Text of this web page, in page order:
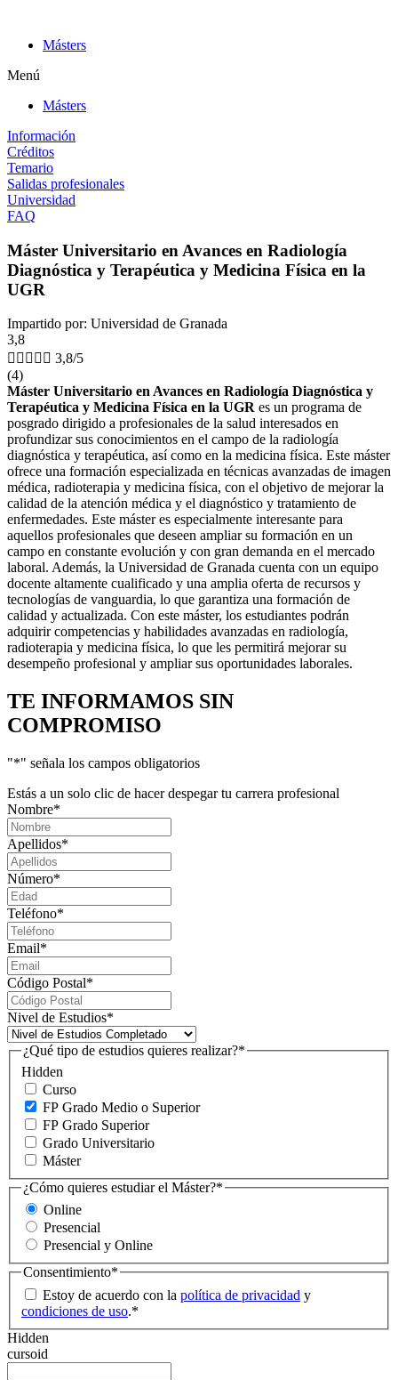
contenidoMásters
Menú
Másters
Información
Créditos
Temario
Salidas profesionales
Universidad
FAQ
Máster Universitario en Avances en Radiología
Diagnóstica y Terapéutica y Medicina Física en la
UGR
Impartido por: Universidad de Granada
3,8
     3,8/5
(4)
Máster Universitario en Avances en Radiología Diagnóstica y
Terapéutica y Medicina Física en la UGR es un programa de
posgrado dirigido a profesionales de la salud interesados en
profundizar sus conocimientos en el campo de la radiología
diagnóstica y terapéutica, así como en la medicina física. Este máster
ofrece una formación especializada en técnicas avanzadas de imagen
médica, radioterapia y medicina física, con el objetivo de mejorar la
calidad de la atención médica y el diagnóstico y tratamiento de
enfermedades. Este máster es especialmente interesante para
aquellos profesionales que deseen ampliar su formación en un
campo en constante evolución y con gran demanda en el mercado
laboral. Además, la Universidad de Granada cuenta con un equipo
docente altamente cualificado y una amplia oferta de recursos y
tecnologías de vanguardia, lo que garantiza una formación de
calidad y actualizada. Con este máster, los estudiantes podrán
adquirir competencias y habilidades avanzadas en radiología,
radioterapia y medicina física, lo que les permitirá mejorar su
desempeño profesional y ampliar sus oportunidades laborales.
TE INFORMAMOS SIN
COMPROMISO
"*" señala los campos obligatorios
Estás a un solo clic de hacer despegar tu carrera profesional
Nombre*
Apellidos*
Número*
Teléfono*
Email*
Código Postal*
Nivel de Estudios*
Hidden
¿Qué tipo de estudios quieres realizar?*
Curso
FP Grado Medio o Superior
FP Grado Superior
Grado Universitario
Máster
¿Cómo quieres estudiar el Máster?*
Online
Presencial
Presencial y Online
Consentimiento*
Estoy de acuerdo con la política de privacidad y
condiciones de uso.*
Hidden
cursoid